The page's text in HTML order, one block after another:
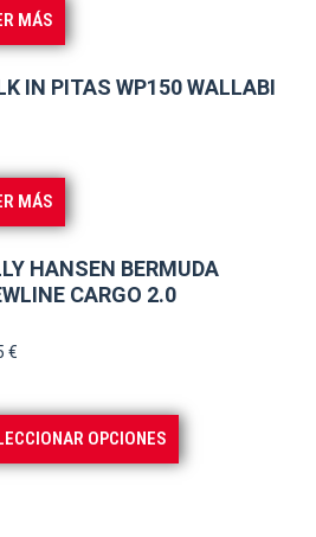
elegir
producto
MÁS
IN PITAS WP150 WALLABI
MÁS
HANSEN BERMUDA
CARGO 2.0
€
OPCIONES
producto